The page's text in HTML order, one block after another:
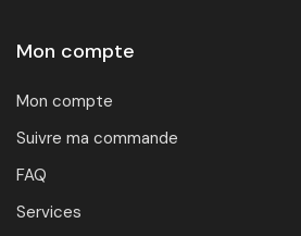
Mon compte
Mon compte
Suivre ma commande
FAQ
Services